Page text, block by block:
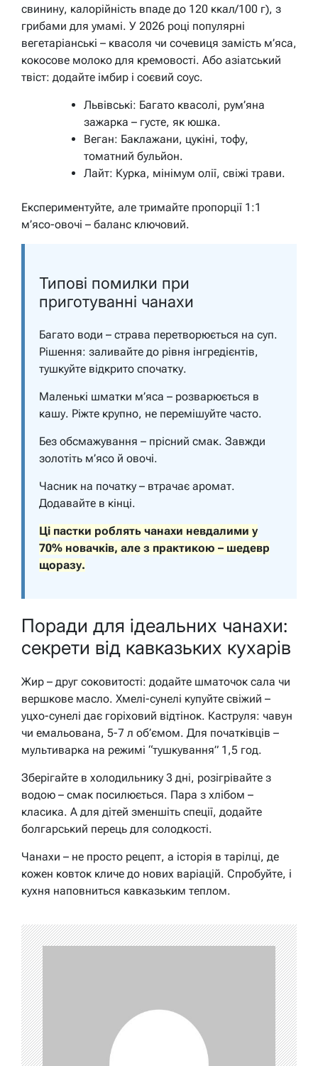
свинину, калорійність впаде до 120 ккал/100 г), з
грибами для умамі. У 2026 році популярні
вегетаріанські – квасоля чи сочевиця замість м’яса,
кокосове молоко для кремовості. Або азіатський
твіст: додайте імбир і соєвий соус.
Львівські: Багато квасолі, рум’яна
зажарка – густе, як юшка.
Веган: Баклажани, цукіні, тофу,
томатний бульйон.
Лайт: Курка, мінімум олії, свіжі трави.
Експериментуйте, але тримайте пропорції 1:1
м’ясо-овочі – баланс ключовий.
Типові помилки при
приготуванні чанахи
Багато води – страва перетворюється на суп.
Рішення: заливайте до рівня інгредієнтів,
тушкуйте відкрито спочатку.
Маленькі шматки м’яса – розварюється в
кашу. Ріжте крупно, не перемішуйте часто.
Без обсмажування – прісний смак. Завжди
золотіть м’ясо й овочі.
Часник на початку – втрачає аромат.
Додавайте в кінці.
Ці пастки роблять чанахи невдалими у
70% новачків, але з практикою – шедевр
щоразу.
Поради для ідеальних чанахи:
секрети від кавказьких кухарів
Жир – друг соковитості: додайте шматочок сала чи
вершкове масло. Хмелі-сунелі купуйте свіжий –
уцхо-сунелі дає горіховий відтінок. Каструля: чавун
чи емальована, 5-7 л об’ємом. Для початківців –
мультиварка на режимі “тушкування” 1,5 год.
Зберігайте в холодильнику 3 дні, розігрівайте з
водою – смак посилюється. Пара з хлібом –
класика. А для дітей зменшіть спеції, додайте
болгарський перець для солодкості.
Чанахи – не просто рецепт, а історія в тарілці, де
кожен ковток кличе до нових варіацій. Спробуйте, і
кухня наповниться кавказьким теплом.